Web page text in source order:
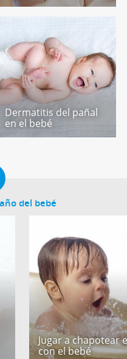
Dermatitis del pañal
en el bebé
del bebé
Jugar a chapotear
con el bebé